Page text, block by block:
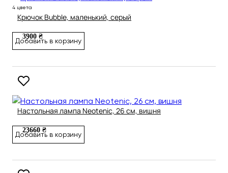
4 цвета
Крючок Bubble, маленький, серый
3900 ₴
Добавить в корзину
Настольная лампа Neotenic, 26 см, вишня
23660 ₴
Добавить в корзину